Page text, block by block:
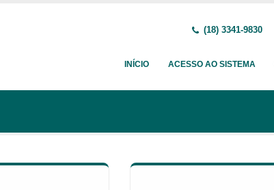
(18) 3341-9830
INÍCIO ACESSO AO SISTEMA